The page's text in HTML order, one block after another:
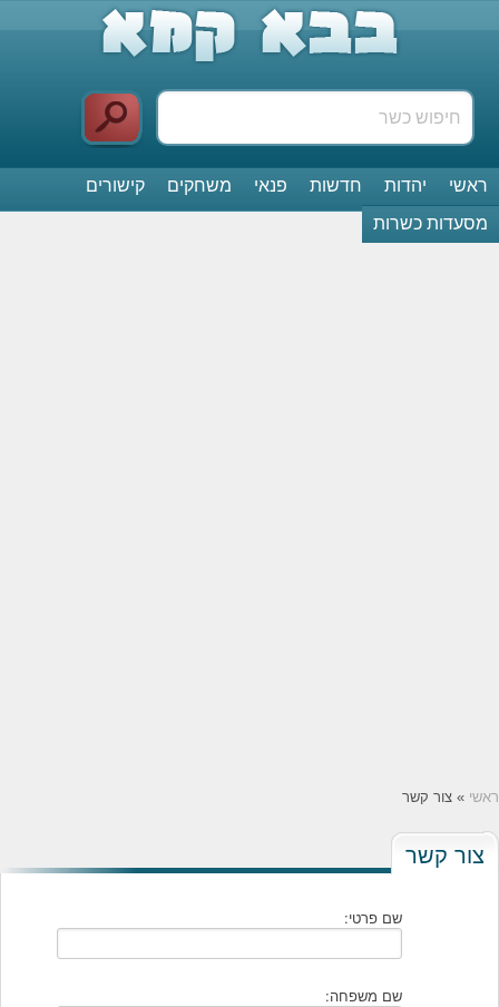
ראשי יהדות חדשות פנאי משחקים
קישורים
מסעדות כשרות
ראשי » צור קשר
צור קשר
שם פרטי:
שם משפחה: